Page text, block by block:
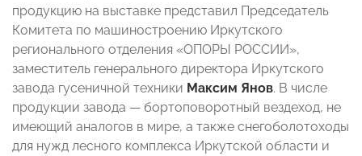
продукцию на выставке представил Председатель
Комитета по машиностроению Иркутского
регионального отделения «ОПОРЫ РОССИИ»,
заместитель генерального директора Иркутского
завода гусеничной техники Максим Янов. В числе
продукции завода — бортоповоротный вездеход, не
имеющий аналогов в мире, а также снегоболотоходы
для нужд лесного комплекса Иркутской области и